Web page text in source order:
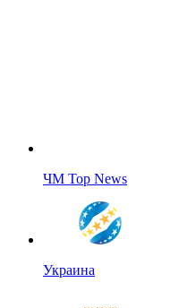
ЧМ Top News
Украина